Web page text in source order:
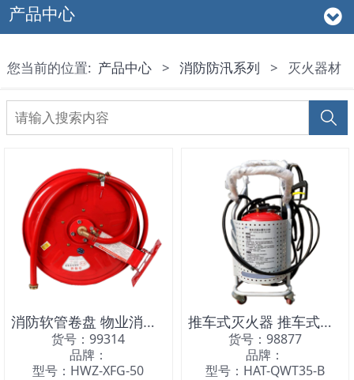
产品中心
您当前的位置: 产品中心 > 消防防汛系列 > 灭火器材
消防软管卷盘 物业消防软管
货号：99314
品牌：
型号：HWZ-XFG-50
推车式灭火器 推车式高压细水雾灭火器
货号：98877
品牌：
型号：HAT-QWT35-B